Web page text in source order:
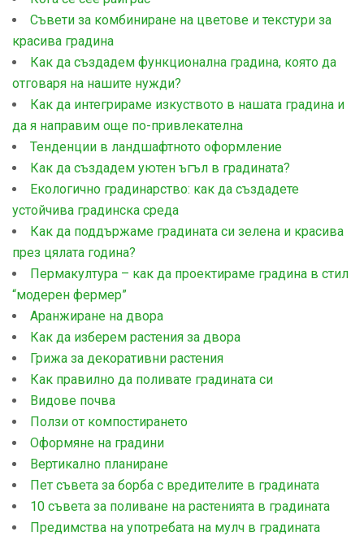
Съвети за комбиниране на цветове и текстури за
красива градина
Как да създадем функционална градина, която да
отговаря на нашите нужди?
Как да интегрираме изкуството в нашата градина и
да я направим още по-привлекателна
Тенденции в ландшафтното оформление
Как да създадем уютен ъгъл в градината?
Екологично градинарство: как да създадете
устойчива градинска среда
Как да поддържаме градината си зелена и красива
през цялата година?
Пермакултура – как да проектираме градина в стил
“модерен фермер”
Aранжиране на двора
Как да изберем растения за двора
Грижа за декоративни растения
Как правилно да поливате градината си
Видове почва
Ползи от компостирането
Оформяне на градини
Вертикално планиране
Пет съвета за борба с вредителите в градината
10 съвета за поливане на растенията в градината
Предимства на употребата на мулч в градината